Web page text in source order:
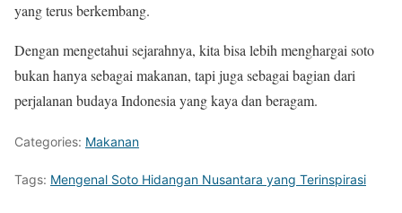
yang terus berkembang.
Dengan mengetahui sejarahnya, kita bisa lebih menghargai soto
bukan hanya sebagai makanan, tapi juga sebagai bagian dari
perjalanan budaya Indonesia yang kaya dan beragam.
Categories: Makanan
Tags: Mengenal Soto Hidangan Nusantara yang Terinspirasi